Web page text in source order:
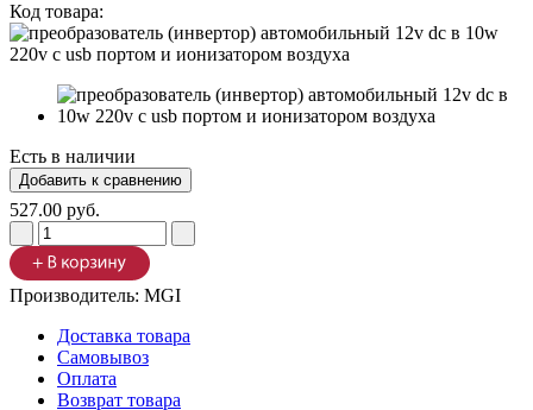
Код товара:
Есть в наличии
527.00 руб.
Производитель: MGI
Доставка товара
Самовывоз
Оплата
Возврат товара